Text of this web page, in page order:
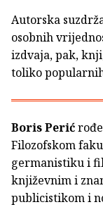
Autorska
osobnih
izdvaja, pak,
toliko
Boris Perić
Filozofskom
germanistiku i
književnim i
publicistikom i